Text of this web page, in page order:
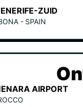
ZUID
- SPAIN
AIRPORT